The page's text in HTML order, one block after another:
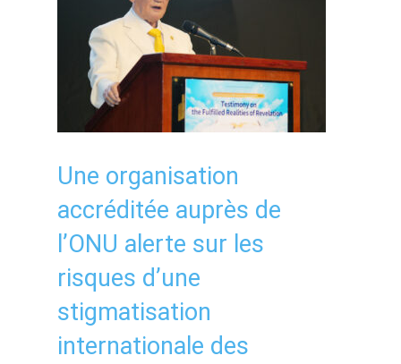
Une organisation
accréditée auprès de
l’ONU alerte sur les
risques d’une
stigmatisation
internationale des